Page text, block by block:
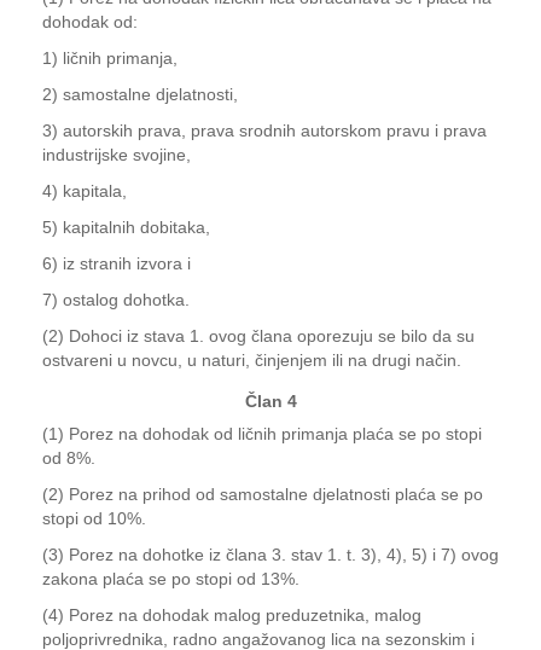
dohodak od:
1) ličnih primanja,
2) samostalne djelatnosti,
3) autorskih prava, prava srodnih autorskom pravu i prava
industrijske svojine,
4) kapitala,
5) kapitalnih dobitaka,
6) iz stranih izvora i
7) ostalog dohotka.
(2) Dohoci iz stava 1. ovog člana oporezuju se bilo da su
ostvareni u novcu, u naturi, činjenjem ili na drugi način.
Član 4
(1) Porez na dohodak od ličnih primanja plaća se po stopi
od 8%.
(2) Porez na prihod od samostalne djelatnosti plaća se po
stopi od 10%.
(3) Porez na dohotke iz člana 3. stav 1. t. 3), 4), 5) i 7) ovog
zakona plaća se po stopi od 13%.
(4) Porez na dohodak malog preduzetnika, malog
poljoprivrednika, radno angažovanog lica na sezonskim i